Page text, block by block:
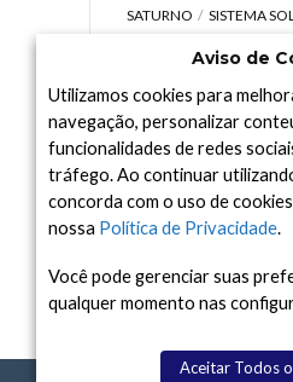
SATURNO
SISTEMA
UNIVERSO
VÍDEO
Arquivo
Arquivo
Aviso de
Utilizamos cookies para
navegação, personalizar
funcionalidades de redes
tráfego. Ao continuar
concorda com o uso de
nossa Política de Privacidade.
Você pode gerenciar suas
qualquer momento nas
Aceitar Todos